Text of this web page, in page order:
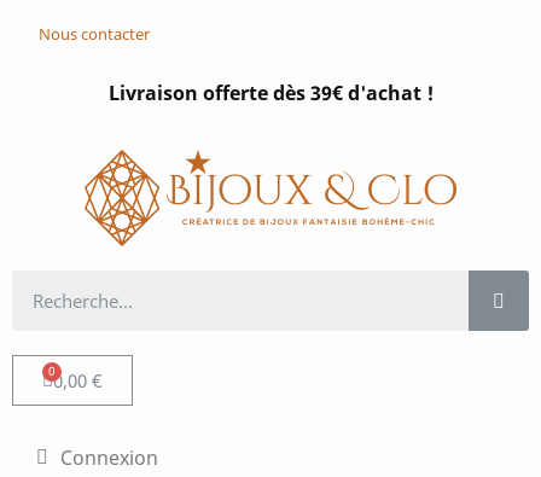
Nous contacter
Livraison offerte dès 39€ d'achat !
0,00 €
Connexion